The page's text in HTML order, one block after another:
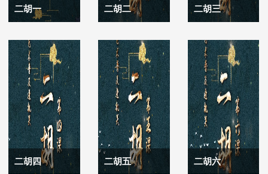
二胡一 二胡二 二胡三
二胡四 二胡五 二胡六